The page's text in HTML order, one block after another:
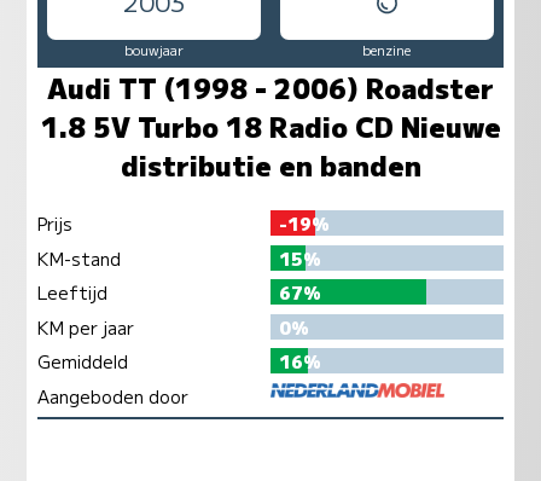
bouwjaar benzine
Audi TT (1998 - 2006) Roadster
1.8 5V Turbo 18 Radio CD Nieuwe
distributie en banden
Prijs
-19%
KM-stand
15%
Leeftijd
67%
KM per jaar
0%
Gemiddeld
16%
Aangeboden door